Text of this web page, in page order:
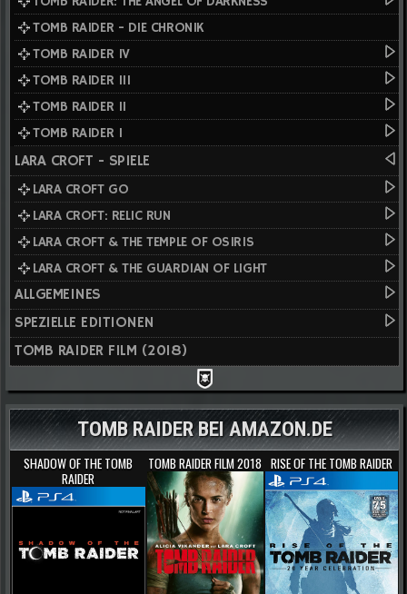
TOMB RAIDER - DIE CHRONIK
TOMB RAIDER IV
TOMB RAIDER III
TOMB RAIDER II
TOMB RAIDER I
LARA CROFT - SPIELE
LARA CROFT GO
LARA CROFT: RELIC RUN
LARA CROFT & THE TEMPLE OF OSIRIS
LARA CROFT & THE GUARDIAN OF LIGHT
ALLGEMEINES
SPEZIELLE EDITIONEN
TOMB RAIDER FILM (2018)
TOMB RAIDER BEI AMAZON.DE
SHADOW OF THE TOMB
RAIDER
TOMB RAIDER FILM 2018 RISE OF THE TOMB RAIDER